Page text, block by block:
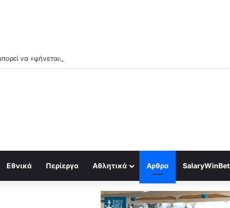
να «ψήνεται» στο αεροδρόμιo της κ.Γκίκα
Εθνικά Περίεργα Αθλητικά Αρθρα SalaryWinBet